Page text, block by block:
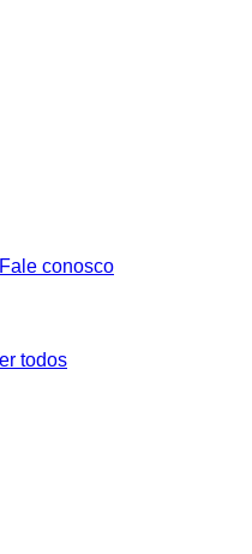
Fale conosco
todos